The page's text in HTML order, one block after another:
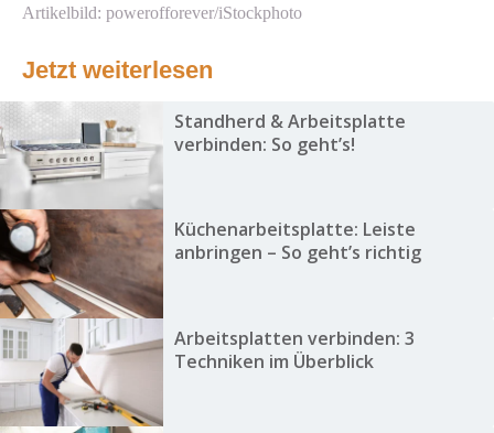
Artikelbild: powerofforever/iStockphoto
Jetzt weiterlesen
Standherd & Arbeitsplatte
verbinden: So geht’s!
Küchenarbeitsplatte: Leiste
anbringen – So geht’s richtig
Arbeitsplatten verbinden: 3
Techniken im Überblick